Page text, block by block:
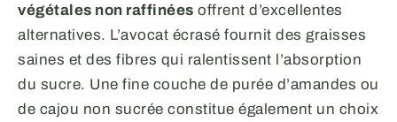
végétales non raffinées offrent d’excellentes
alternatives. L’avocat écrasé fournit des graisses
saines et des fibres qui ralentissent l’absorption
du sucre. Une fine couche de purée d’amandes ou
de cajou non sucrée constitue également un choix